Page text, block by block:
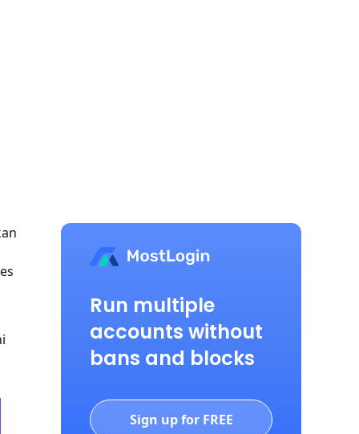
Run multiple
accounts without
bans and blocks
Sign up for FREE